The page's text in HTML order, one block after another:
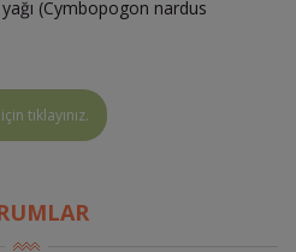
(Cymbopogon nardus
tıklayınız.